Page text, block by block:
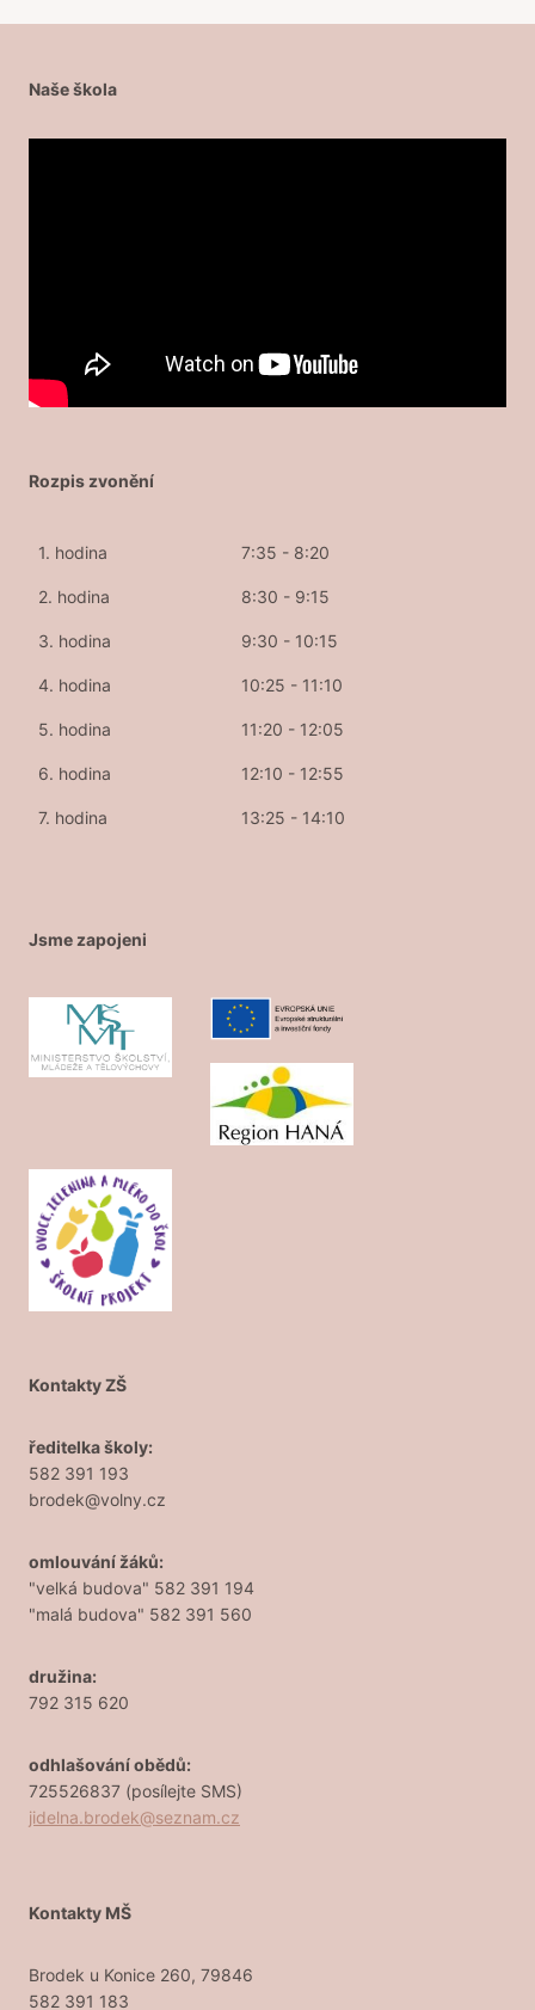
Naše škola
Rozpis zvonění
1. hodina 7:35 - 8:20
2. hodina 8:30 - 9:15
3. hodina 9:30 - 10:15
4. hodina 10:25 - 11:10
5. hodina 11:20 - 12:05
6. hodina 12:10 - 12:55
7. hodina 13:25 - 14:10
Jsme zapojeni
Kontakty ZŠ
ředitelka školy:
582 391 193
brodek@volny.cz
omlouvání žáků:
"velká budova" 582 391 194
"malá budova" 582 391 560
družina:
792 315 620
odhlašování obědů:
725526837 (posílejte SMS)
jidelna.brodek@seznam.cz
Kontakty MŠ
Brodek u Konice 260, 79846
582 391 183